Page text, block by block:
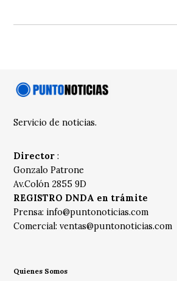
Servicio de noticias.
Director :
Gonzalo Patrone
Av.Colón 2855 9D
REGISTRO DNDA en trámite
Prensa: info@puntonoticias.com
Comercial:ventas@puntonoticias.com
Quienes Somos